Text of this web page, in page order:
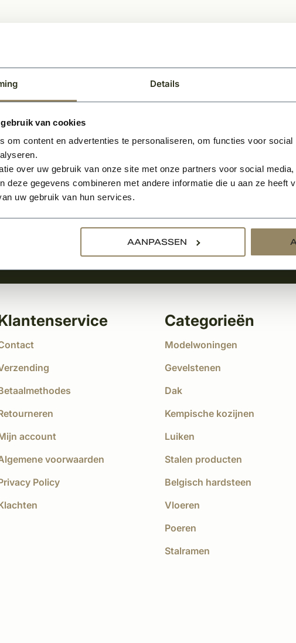
Details
van cookies
om content en advertenties te personaliseren, om functies voor
over uw gebruik van onze site met onze partners voor social
deze gegevens combineren met andere informatie die u aan ze heeft
uw gebruik van hun services.
AANPASSEN
laatste nieuws
account
voorwaarden
Policy
Categorieën
Modelwoningen
Gevelstenen
Dak
Kempische kozijnen
Luiken
Stalen producten
Belgisch hardsteen
Vloeren
Poeren
Stalramen